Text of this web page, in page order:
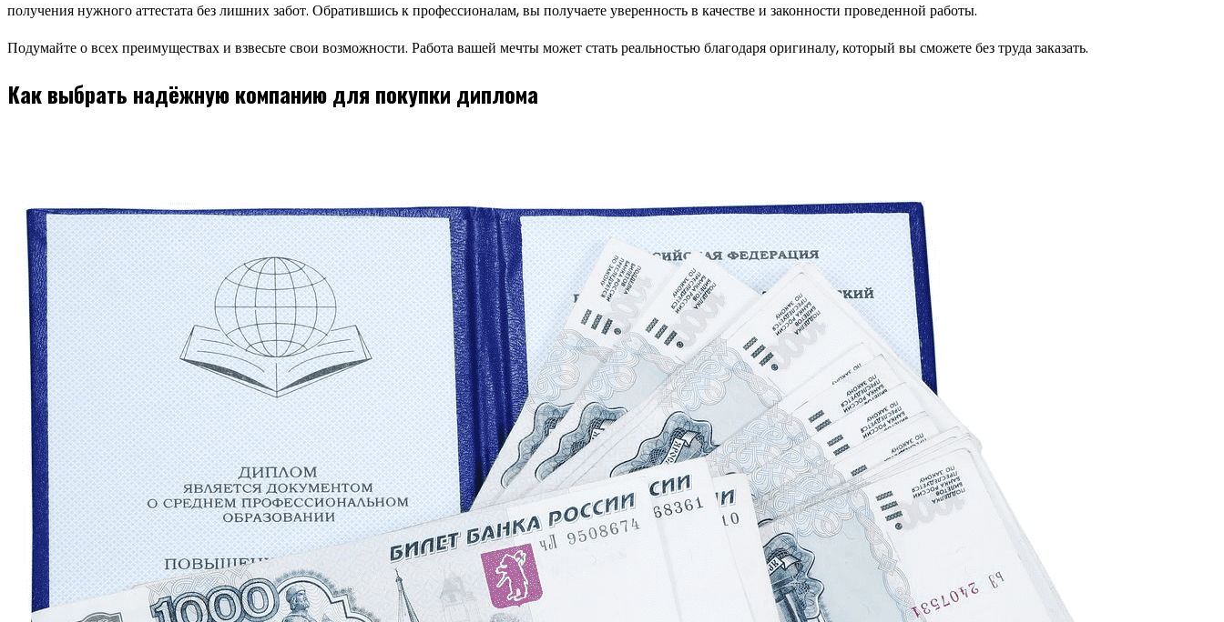
получения нужного аттестата без лишних забот. Обратившись к профессионалам, вы получаете уверенность в качестве и законности проведенной работы.
Подумайте о всех преимуществах и взвесьте свои возможности. Работа вашей мечты может стать реальностью благодаря оригиналу, который вы сможете без труда заказать.
Как выбрать надёжную компанию для покупки диплома